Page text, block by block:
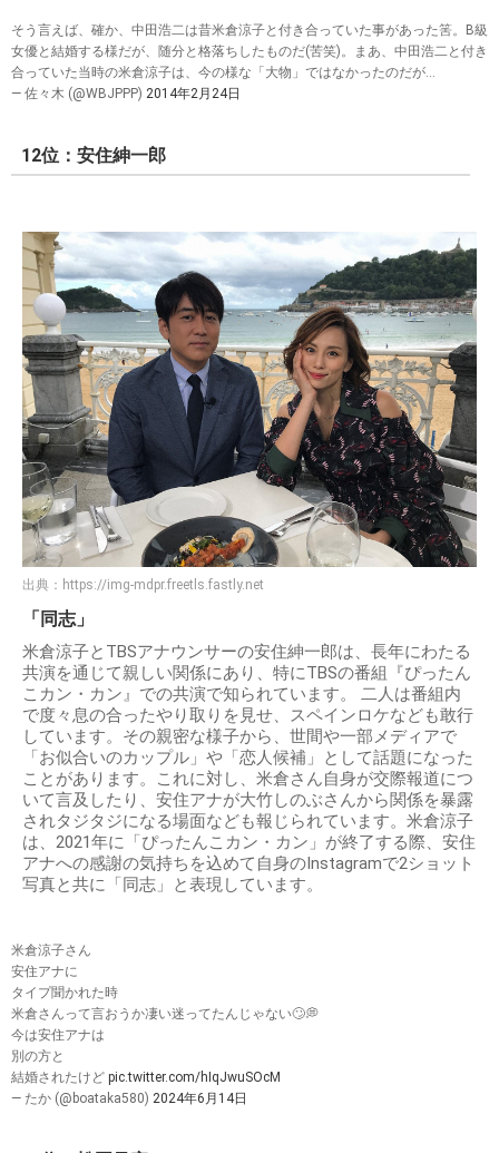
そう言えば、確か、中田浩二は昔米倉涼子と付き合っていた事があった筈。B級
女優と結婚する様だが、随分と格落ちしたものだ(苦笑)。まあ、中田浩二と付き
合っていた当時の米倉涼子は、今の様な「大物」ではなかったのだが…
— 佐々木 (@WBJPPP) 2014年2月24日
12位：安住紳一郎
出典： https://img-mdpr.freetls.fastly.net
「同志」
米倉涼子とTBSアナウンサーの安住紳一郎は、長年にわたる
共演を通じて親しい関係にあり、特にTBSの番組『ぴったん
こカン・カン』での共演で知られています。 二人は番組内
で度々息の合ったやり取りを見せ、スペインロケなども敢行
しています。その親密な様子から、世間や一部メディアで
「お似合いのカップル」や「恋人候補」として話題になった
ことがあります。これに対し、米倉さん自身が交際報道につ
いて言及したり、安住アナが大竹しのぶさんから関係を暴露
されタジタジになる場面なども報じられています。米倉涼子
は、2021年に「ぴったんこカン・カン」が終了する際、安住
アナへの感謝の気持ちを込めて自身のInstagramで2ショット
写真と共に「同志」と表現しています。
米倉涼子さん
安住アナに
タイプ聞かれた時
米倉さんって言おうか凄い迷ってたんじゃない🙄💭
今は安住アナは
別の方と
結婚されたけど pic.twitter.com/hIqJwuSOcM
— たか (@boataka580) 2024年6月14日